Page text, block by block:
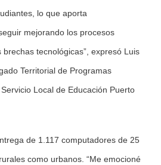
lo que aporta
mejorando los procesos
tecnológicas”, expresó Luis
Territorial de Programas
Local de Educación Puerto
de 1.117 computadores de 25
como urbanos. “Me emocioné